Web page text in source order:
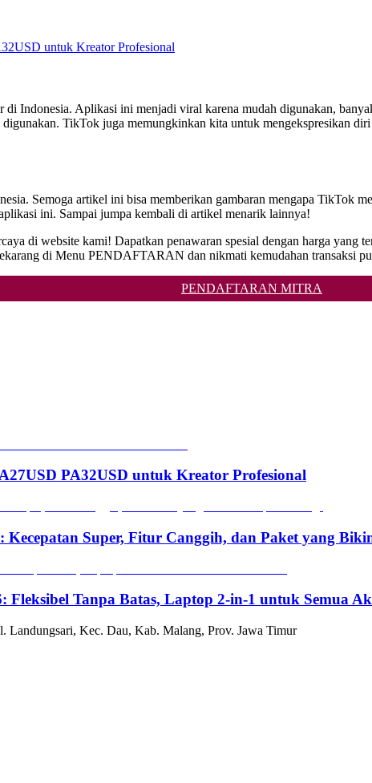
untuk Kreator Profesional
Indonesia. Aplikasi ini menjadi viral karena mudah digunakan,
TikTok juga memungkinkan kita untuk mengekspresikan
Semoga artikel ini bisa memberikan gambaran mengapa TikTok
ini. Sampai jumpa kembali di artikel menarik lainnya!
di website kami! Dapatkan penawaran spesial dengan harga
di Menu PENDAFTARAN dan nikmati kemudahan transaksi
PENDAFTARAN MITRA
PA32USD untuk Kreator Profesional
Super, Fitur Canggih, dan Paket yang
Fleksibel Tanpa Batas, Laptop 2-in-1 untuk Semua
Kec. Dau, Kab. Malang, Prov. Jawa Timur